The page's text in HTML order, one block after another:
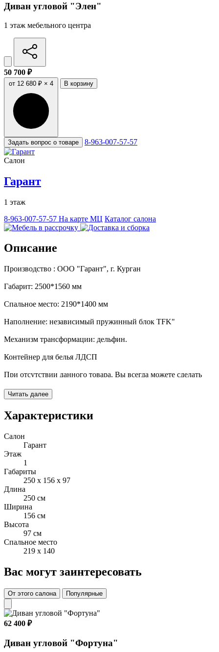
Диван угловой "Элен"
1 этаж мебельного центра
50 700 ₽
от 12 680 ₽ × 4 В корзину
Задать вопрос о товаре 8-963-007-57-57
Салон
Гарант
1 этаж
8-963-007-57-57 На карте МЦ Каталог салона
Описание
Производство : ООО "Гарант", г. Курган
Габарит: 2500*1560 мм
Спальное место: 2190*1400 мм
Наполнение: независимый пружинный блок TFK"
Механизм трансформации: дельфин.
Контейнер для белья ЛДСП
При отсутствии данного товара, Вы всегда можете сделать
Читать далее
Характеристики
Салон
Гарант
Этаж
1
Габариты
250 x 156 x 97
Длина
250 см
Ширина
156 см
Высота
97 см
Спальное место
219 x 140
Вас могут заинтересовать
От этого салона Популярные
62 400 ₽
Диван угловой "Фортуна"